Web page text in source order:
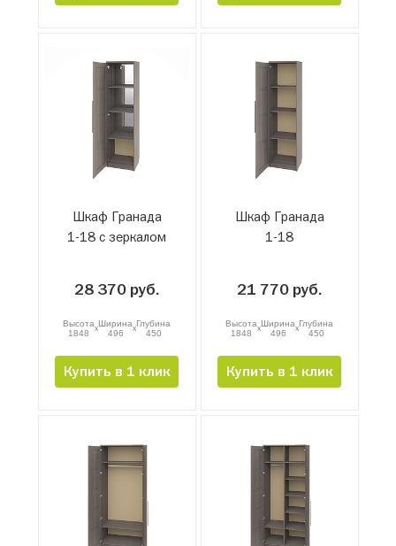
Шкаф Гранада
1-18 с зеркалом
28 370 руб.
Высота
1848
xШирина
496
xГлубина
450
Купить в 1 клик
Шкаф Гранада
1-18
21 770 руб.
Высота
1848
xШирина
496
xГлубина
450
Купить в 1 клик